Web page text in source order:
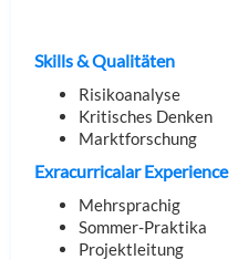
Skills & Qualitäten
Risikoanalyse
Kritisches Denken
Marktforschung
Exracurricalar Experience
Mehrsprachig
Sommer-Praktika
Projektleitung